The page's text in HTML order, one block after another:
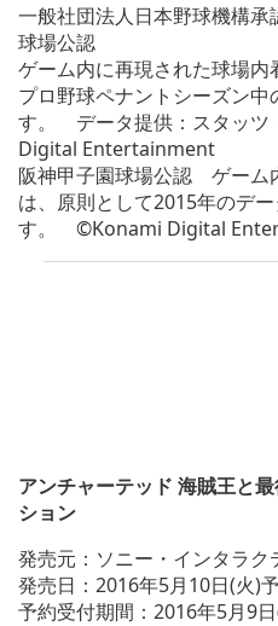
一般社団法人日本野球機構
球場公認
ゲーム内に再現された球場
プロ野球ペナントシーズン
す。 データ提供：スタッ
Digital Entertainment
阪神甲子園球場公認 ゲーム
は、原則として2015年のデ
す。 ©Konami Digital
アンチャーテッド 海賊王と
ション
発売元：ソニー・インタラク
発売日：2016年5月10日(火)
予約受付期間：2016年5月9